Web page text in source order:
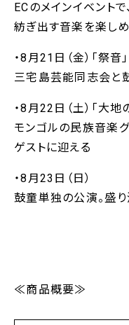
ECのメインイベント
紡ぎ出す音楽を楽しめ
・8月21日（金）「祭音」
三宅島芸能同志会と
・8月22日（土）「大地
モンゴルの民族音楽グ
ゲストに迎える
・8月23日（日）
鼓童単独の公演。盛
≪商品概要≫